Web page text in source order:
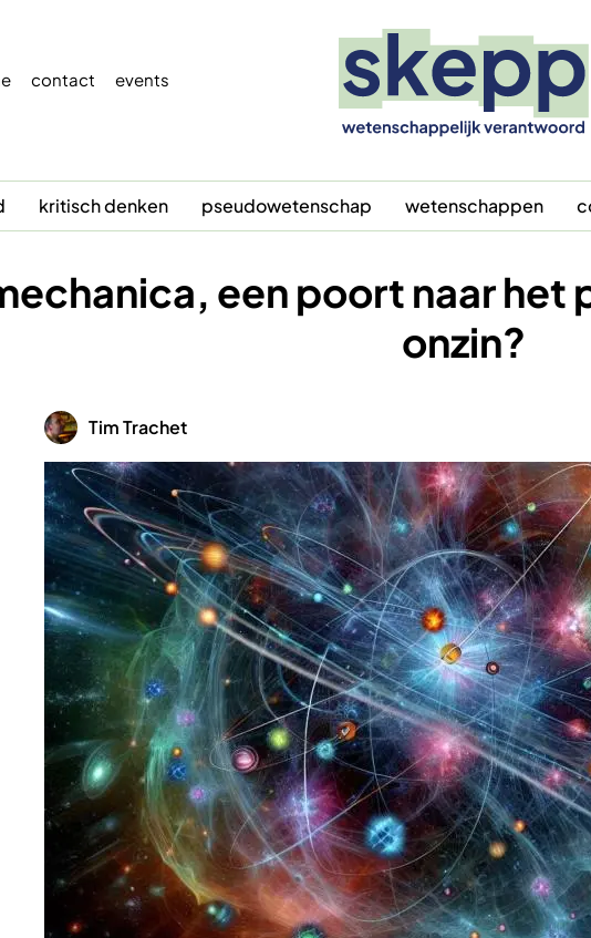
contact events
kritisch denken pseudowetenschap wetenschappen
een poort naar het
onzin?
Afbeelding
Tim Trachet
Afbeelding